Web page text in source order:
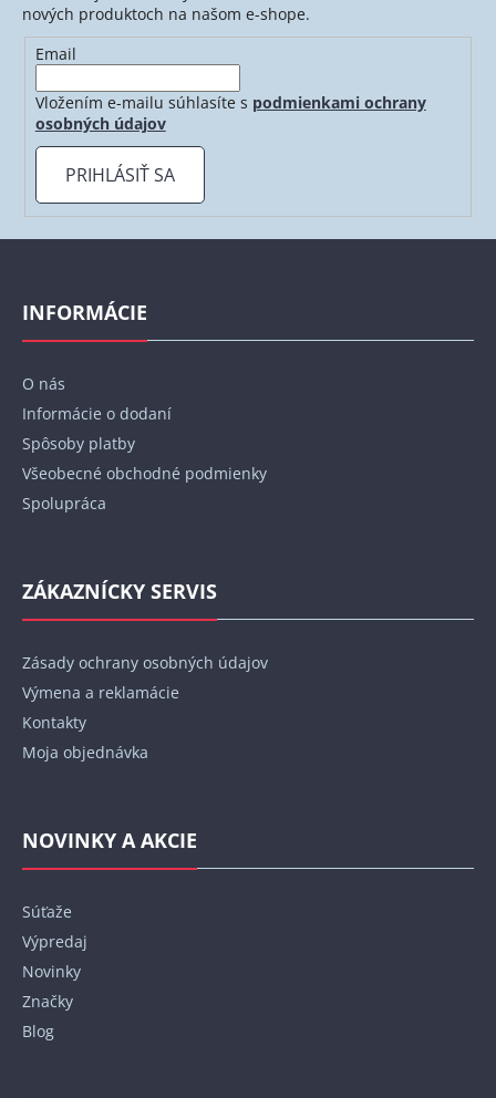
nových produktoch na našom e-shope.
Email
Vložením e-mailu súhlasíte s podmienkami ochrany
osobných údajov
PRIHLÁSIŤ SA
Z
INFORMÁCIE
O nás
Informácie o dodaní
Spôsoby platby
Všeobecné obchodné podmienky
Spolupráca
ZÁKAZNÍCKY SERVIS
Zásady ochrany osobných údajov
Výmena a reklamácie
Kontakty
Moja objednávka
NOVINKY A AKCIE
Súťaže
Výpredaj
Novinky
Značky
Blog